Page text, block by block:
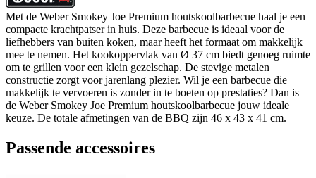
Met de Weber Smokey Joe Premium houtskoolbarbecue haal je een
compacte krachtpatser in huis. Deze barbecue is ideaal voor de
liefhebbers van buiten koken, maar heeft het formaat om makkelijk
mee te nemen. Het kookoppervlak van Ø 37 cm biedt genoeg ruimte
om te grillen voor een klein gezelschap. De stevige metalen
constructie zorgt voor jarenlang plezier. Wil je een barbecue die
makkelijk te vervoeren is zonder in te boeten op prestaties? Dan is
de Weber Smokey Joe Premium houtskoolbarbecue jouw ideale
keuze. De totale afmetingen van de BBQ zijn 46 x 43 x 41 cm.
Passende accessoires